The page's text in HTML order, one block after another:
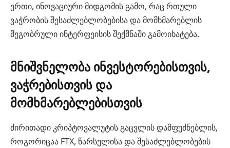
ერთი, ინოვაციური მიდგომის გამო, რაც რთული
ვაჭრობის შესაძლებლობებისა და მომხმარებლის
მეგობრული ინტერფეისის შექმნაში გამოიხატება.
მნიშვნელობა ინვესტორებისთვის,
ვაჭრებისთვის და
მომხმარებლებისთვის
ძირითადი კრიპტოვალუტის გაცვლის დამფუძნებლის,
როგორიცაა FTX, წარსულისა და შესაძლებლობების